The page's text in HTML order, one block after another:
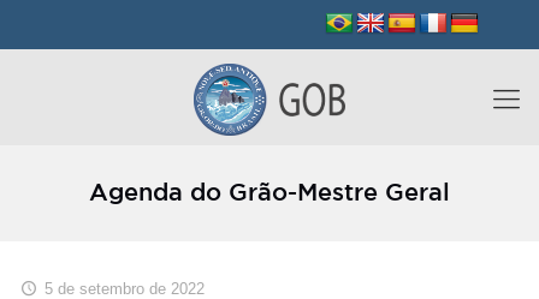
Agenda do Grão-Mestre Geral
5 de setembro de 2022